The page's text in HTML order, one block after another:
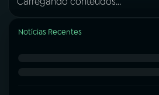
Notícias Recentes